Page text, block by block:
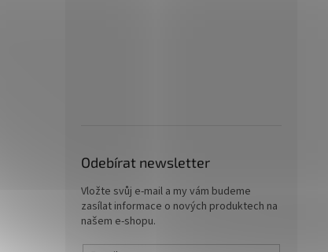
Odebírat newsletter
Vložte svůj e-mail a my vám budeme
zasílat informace o nových produktech na
našem e-shopu.